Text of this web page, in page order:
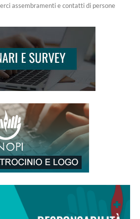
assembramenti e contatti di persone